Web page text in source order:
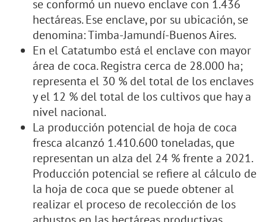
se conformó un nuevo enclave con 1.436
hectáreas. Ese enclave, por su ubicación, se
denomina: Timba-Jamundí-Buenos Aires.
En el Catatumbo está el enclave con mayor
área de coca. Registra cerca de 28.000 ha;
representa el 30 % del total de los enclaves
y el 12 % del total de los cultivos que hay a
nivel nacional.
La producción potencial de hoja de coca
fresca alcanzó 1.410.600 toneladas, que
representan un alza del 24 % frente a 2021.
Producción potencial se refiere al cálculo de
la hoja de coca que se puede obtener al
realizar el proceso de recolección de los